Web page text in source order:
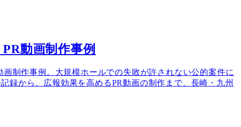
動画制作事例
制作事例。大規模ホールでの失敗が許されない公的案件に
録から、広報効果を高めるPR動画の制作まで、長崎・九州